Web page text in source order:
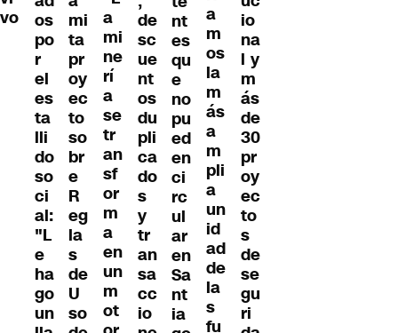
vo
os
po
r
el
es
ta
lli
do
so
ci
al:
"L
e
ha
go
un
mi
ta
pr
oy
ec
to
so
br
e
R
eg
la
s
de
U
so
a
mi
ne
rí
a
se
tr
an
sf
or
m
a
en
un
m
ot
de
sc
ue
nt
os
du
pli
ca
do
s
y
tr
an
sa
cc
io
nt
es
qu
e
no
pu
ed
en
ci
rc
ul
ar
en
Sa
nt
ia
a
m
os
la
m
ás
a
m
pli
a
un
id
ad
de
la
s
fu
io
na
l y
m
ás
de
30
pr
oy
ec
to
s
de
se
gu
ri